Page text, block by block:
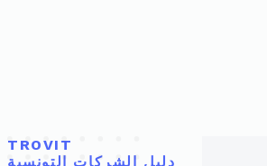
TROVIT
دليل الشركات التونسية